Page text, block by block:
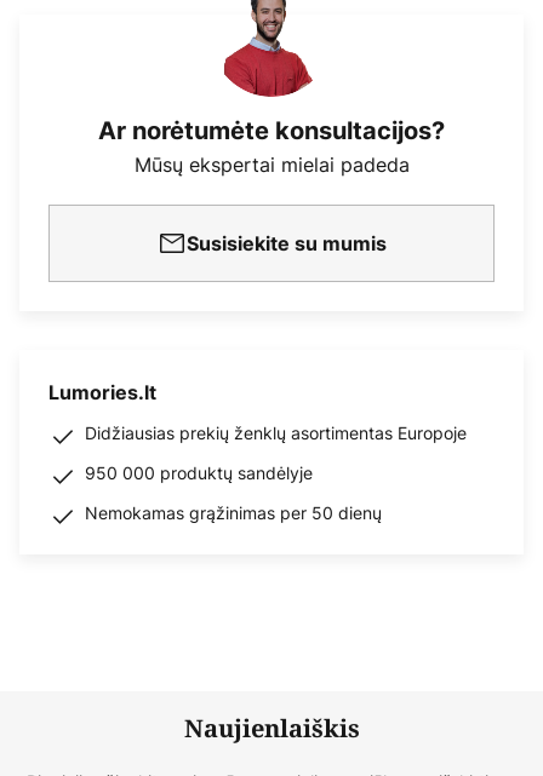
Ar norėtumėte konsultacijos?
Mūsų ekspertai mielai padeda
Susisiekite su mumis
Lumories.lt
Didžiausias prekių ženklų asortimentas Europoje
950 000 produktų sandėlyje
Nemokamas grąžinimas per 50 dienų
Naujienlaiškis